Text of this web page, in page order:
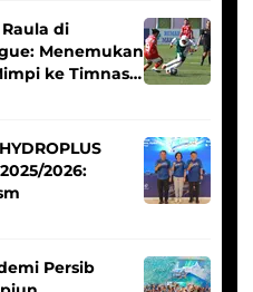
di
Menemukan
ke Timnas
2026:
Persib